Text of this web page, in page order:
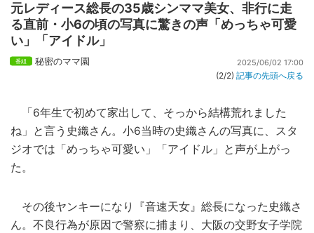
元レディース総長の35歳シンママ美女、非行に走
る直前・小6の頃の写真に驚きの声「めっちゃ可愛
い」「アイドル」
秘密のママ園 2025/06/02 17:00
(2/2) 記事の先頭へ戻る
「6年生で初めて家出して、そっから結構荒れました
ね」と言う史織さん。小6当時の史織さんの写真に、スタ
ジオでは「めっちゃ可愛い」「アイドル」と声が上がっ
た。
その後ヤンキーになり『音速天女』総長になった史織さ
ん。不良行為が原因で警察に捕まり、大阪の交野女子学院